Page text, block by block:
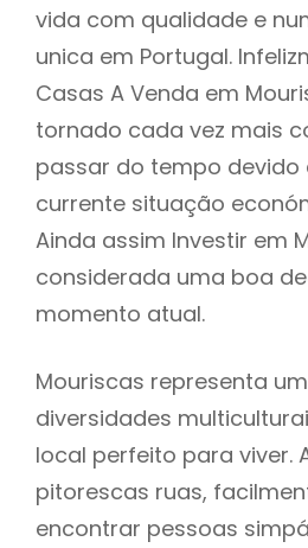
vida com qualidade e
unica em Portugal.
Casas A Venda em
tornado cada vez mais
passar do tempo
currente situação
Ainda assim Investir em
considerada uma boa
momento atual.
Mouriscas representa
diversidades
local perfeito para viver.
pitorescas ruas,
encontrar pessoas